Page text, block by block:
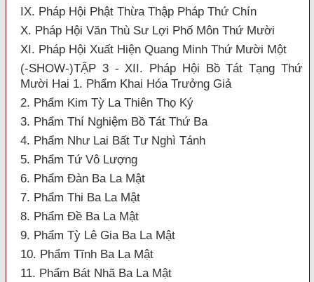
IX. Pháp Hội Phật Thừa Thập Pháp Thứ Chín
X. Pháp Hội Văn Thù Sư Lợi Phố Môn Thứ Mười
XI. Pháp Hội Xuất Hiện Quang Minh Thứ Mười Một
(-SHOW-)TẬP 3 - XII. Pháp Hội Bồ Tát Tạng Thứ
Mười Hai 1. Phẩm Khai Hóa Trưởng Giả
2. Phẩm Kim Tỳ La Thiên Thọ Ký
3. Phẩm Thí Nghiệm Bồ Tát Thứ Ba
4. Phẩm Như Lai Bất Tư Nghì Tánh
5. Phẩm Tứ Vô Lượng
6. Phẩm Đàn Ba La Mật
7. Phẩm Thi Ba La Mật
8. Phẩm Đề Ba La Mật
9. Phẩm Tỳ Lê Gia Ba La Mật
10. Phẩm Tĩnh Ba La Mật
11. Phẩm Bát Nhã Ba La Mật